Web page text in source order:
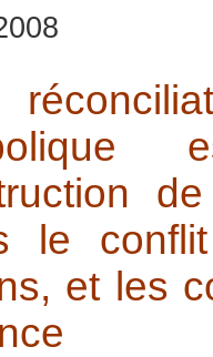
le
et les